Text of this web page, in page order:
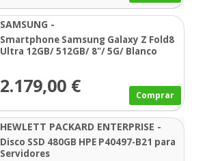
SAMSUNG -
Smartphone Samsung Galaxy Z Fold8
Ultra 12GB/ 512GB/ 8"/ 5G/ Blanco
2.179,00 € Comprar
HEWLETT PACKARD ENTERPRISE -
P40497-B21
Disco SSD 480GB HPE P40497-B21 para
Servidores